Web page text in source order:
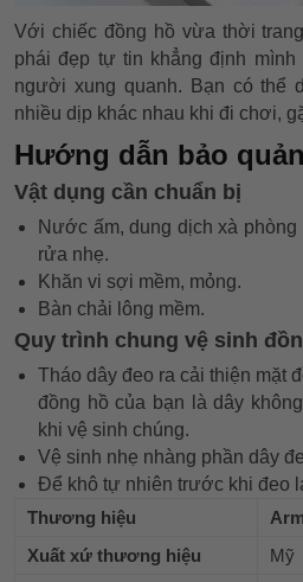
Với chiếc đồng hồ vừa thời
phái đẹp tự tin khẳng định
người xung quanh. Bạn có thể
nhiều dịp khác nhau khi đi chơi,
Hướng dẫn bảo
Vật dụng cần chuẩn bị
Nước ấm, dung dịch xà
rửa nhẹ.
Khăn vi sợi mềm, mỏng.
Bàn chải lông mềm.
Quy trình chung vệ sinh
Tháo dây đeo ra cải thiện mặt
đồng hồ của bạn là dây
khi vệ sinh chúng.
Vệ sinh nhẹ nhàng phần dây
Để khô tự nhiên trước khi đeo
Thương hiệu
Xuất xứ thương hiệu
Mỹ